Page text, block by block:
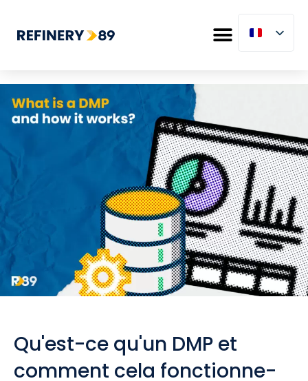
Qu'est-ce qu'un DMP et
comment cela fonctionne-